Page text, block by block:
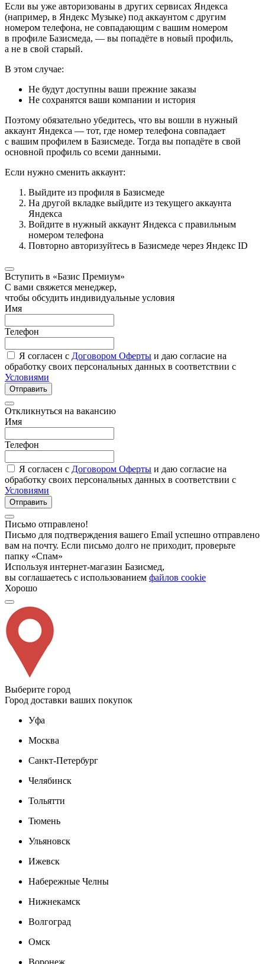
Если вы уже авторизованы в других сервисах Яндекса
(например, в Яндекс Музыке) под аккаунтом с другим
номером телефона, не совпадающим с вашим номером
в профиле Базисмеда, — вы попадёте в новый профиль,
а не в свой старый.
В этом случае:
Не будут доступны ваши прежние заказы
Не сохранятся ваши компании и история
Поэтому обязательно убедитесь, что вы вошли в нужный
аккаунт Яндекса — тот, где номер телефона совпадает
с вашим профилем в Базисмеде. Тогда вы попадёте в свой
основной профиль со всеми данными.
Если нужно сменить аккаунт:
Выйдите из профиля в Базисмеде
На другой вкладке выйдите из текущего аккаунта
Яндекса
Войдите в нужный аккаунт Яндекса с правильным
номером телефона
Повторно авторизуйтесь в Базисмеде через Яндекс ID
Вступить в «Базис Премиум»
С вами свяжется менеджер,
чтобы обсудить индивидуальные условия
Имя
Телефон
Я согласен с Договором Оферты и даю согласие на
обработку своих персональных данных в соответствии с
Условиями
Отправить
Откликнуться на вакансию
Имя
Телефон
Я согласен с Договором Оферты и даю согласие на
обработку своих персональных данных в соответствии с
Условиями
Отправить
Письмо отправлено!
Письмо для подтверждения вашего Email успешно отправлено
вам на почту. Если письмо долго не приходит, проверьте
папку «Спам»
Используя интернет-магазин Базисмед,
вы соглашаетесь с использованием файлов cookie
Хорошо
Выберите город
Город доставки ваших покупок
Уфа
Москва
Санкт-Петербург
Челябинск
Тольятти
Тюмень
Ульяновск
Ижевск
Набережные Челны
Нижнекамск
Волгоград
Омск
Воронеж